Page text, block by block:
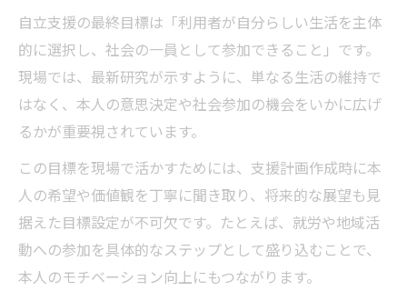
自立支援の最終目標は「利用者が自分らしい生活を主体
的に選択し、社会の一員として参加できること」です。
現場では、最新研究が示すように、単なる生活の維持で
はなく、本人の意思決定や社会参加の機会をいかに広げ
るかが重要視されています。
この目標を現場で活かすためには、支援計画作成時に本
人の希望や価値観を丁寧に聞き取り、将来的な展望も見
据えた目標設定が不可欠です。たとえば、就労や地域活
動への参加を具体的なステップとして盛り込むことで、
本人のモチベーション向上にもつながります。